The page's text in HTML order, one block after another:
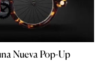
Nueva Pop-Up